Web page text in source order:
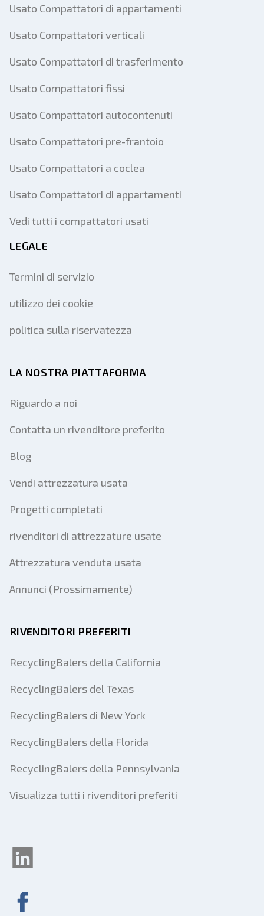
Usato Compattatori di appartamenti
Usato Compattatori verticali
Usato Compattatori di trasferimento
Usato Compattatori fissi
Usato Compattatori autocontenuti
Usato Compattatori pre-frantoio
Usato Compattatori a coclea
Usato Compattatori di appartamenti
Vedi tutti i compattatori usati
LEGALE
Termini di servizio
utilizzo dei cookie
politica sulla riservatezza
LA NOSTRA PIATTAFORMA
Riguardo a noi
Contatta un rivenditore preferito
Blog
Vendi attrezzatura usata
Progetti completati
rivenditori di attrezzature usate
Attrezzatura venduta usata
Annunci (Prossimamente)
RIVENDITORI PREFERITI
RecyclingBalers della California
RecyclingBalers del Texas
RecyclingBalers di New York
RecyclingBalers della Florida
RecyclingBalers della Pennsylvania
Visualizza tutti i rivenditori preferiti